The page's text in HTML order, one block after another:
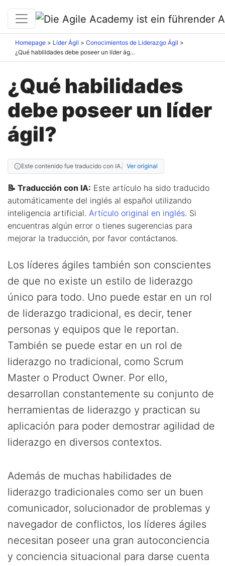
Homepage Líder Ágil
Conocimientos de Liderazgo Ágil
¿Qué habilidades debe poseer un líder ágil?
¿Qué habilidades
debe poseer un líder
ágil?
Este contenido fue traducido con IA. Ver original
📝 Traducción con IA: Este artículo ha sido traducido
automáticamente del inglés al español utilizando
inteligencia artificial. Artículo original en inglés. Si
encuentras algún error o tienes sugerencias para
mejorar la traducción, por favor contáctanos.
Los líderes ágiles también son conscientes
de que no existe un estilo de liderazgo
único para todo. Uno puede estar en un rol
de liderazgo tradicional, es decir, tener
personas y equipos que le reportan.
También se puede estar en un rol de
liderazgo no tradicional, como Scrum
Master o Product Owner. Por ello,
desarrollan constantemente su conjunto de
herramientas de liderazgo y practican su
aplicación para poder demostrar agilidad de
liderazgo en diversos contextos.
Además de muchas habilidades de
liderazgo tradicionales como ser un buen
comunicador, solucionador de problemas y
navegador de conflictos, los líderes ágiles
necesitan poseer una gran autoconciencia
y conciencia situacional para darse cuenta